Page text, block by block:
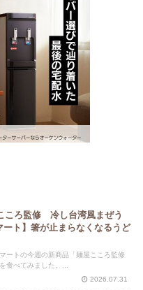
ころ監修 冷し台湾風まぜう
ート】箸が止まらなくなるうど
ートの今週の新商品「麺屋こころ監修
食べてみました。...
2026.07.31